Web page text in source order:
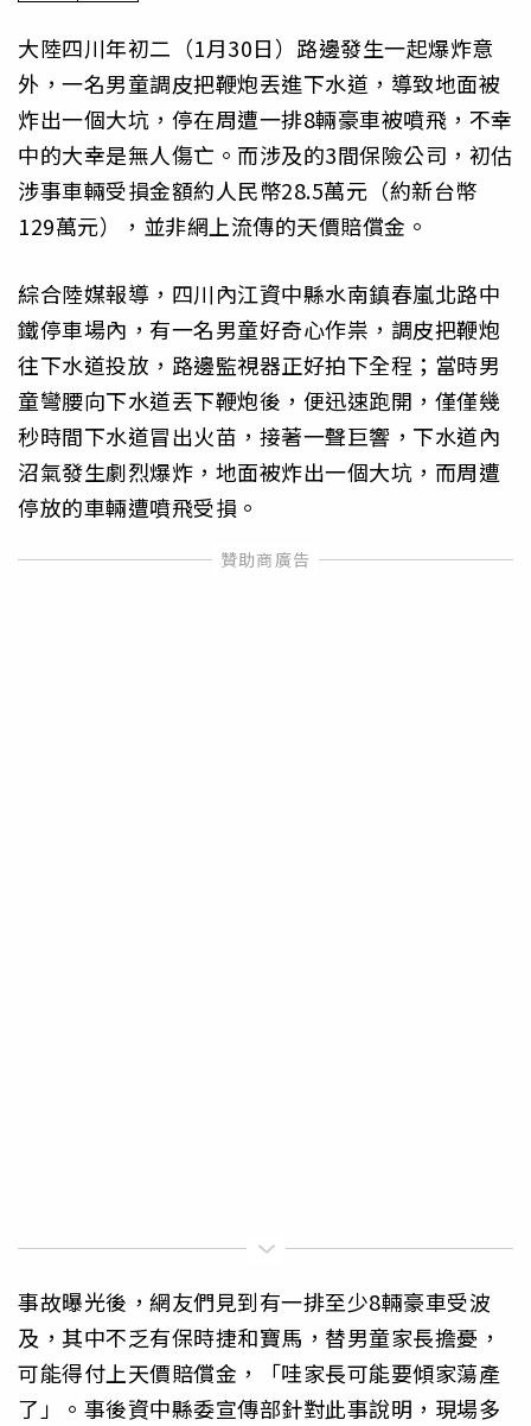
大陸四川年初二（1月30日）路邊發生一起爆炸意
外，一名男童調皮把鞭炮丟進下水道，導致地面被
炸出一個大坑，停在周遭一排8輛豪車被噴飛，不幸
中的大幸是無人傷亡。而涉及的3間保險公司，初估
涉事車輛受損金額約人民幣28.5萬元（約新台幣
129萬元），並非網上流傳的天價賠償金。
綜合陸媒報導，四川內江資中縣水南鎮春嵐北路中
鐵停車場內，有一名男童好奇心作祟，調皮把鞭炮
往下水道投放，路邊監視器正好拍下全程；當時男
童彎腰向下水道丟下鞭炮後，便迅速跑開，僅僅幾
秒時間下水道冒出火苗，接著一聲巨響，下水道內
沼氣發生劇烈爆炸，地面被炸出一個大坑，而周遭
停放的車輛遭噴飛受損。
事故曝光後，網友們見到有一排至少8輛豪車受波
及，其中不乏有保時捷和寶馬，替男童家長擔憂，
可能得付上天價賠償金，「哇家長可能要傾家蕩產
了」。事後資中縣委宣傳部針對此事說明，現場多